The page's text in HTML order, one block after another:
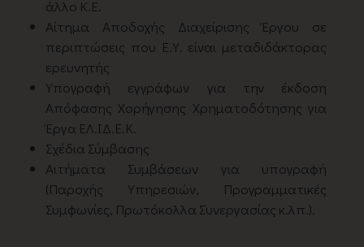
άλλο Κ.Ε.
Αίτημα Αποδοχής Διαχείρισης Έργου σε
περιπτώσεις που Ε.Υ. είναι μεταδιδάκτορας
ερευνητής
Υπογραφή εγγράφων για την έκδοση
Απόφασης Χορήγησης Χρηματοδότησης για
Έργα ΕΛ.ΙΔ.Ε.Κ.
Σχέδια Σύμβασης
Αιτήματα Συμβάσεων για υπογραφή
(Παροχής Υπηρεσιών, Προγραμματικές
Συμφωνίες, Πρωτόκολλα Συνεργασίας κ.λπ.).